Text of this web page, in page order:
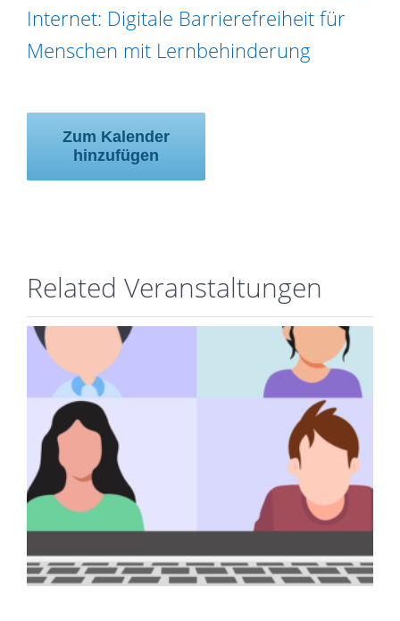
Internet: Digitale Barrierefreiheit für
Menschen mit Lernbehinderung
Zum Kalender
hinzufügen
Related Veranstaltungen